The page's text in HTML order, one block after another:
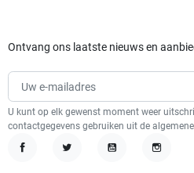
Ontvang ons laatste nieuws en
U kunt op elk gewenst moment weer
contactgegevens gebruiken uit de